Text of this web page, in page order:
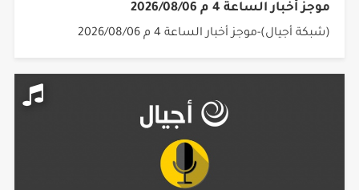
موجز أخبار الساعة 4 م 2026/08/06
(شبكة أجيال)-موجز أخبار الساعة 4 م 2026/08/06